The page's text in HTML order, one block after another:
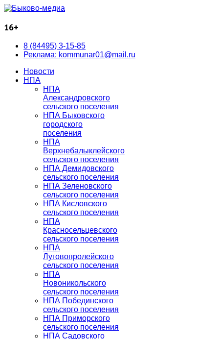
16+
8 (84495) 3-15-85
Реклама: kommunar01@mail.ru
Новости
НПА
НПА
Александровского
сельского поселения
НПА Быковского
городского
поселения
НПА
Верхнебалыклейского
сельского поселения
НПА Демидовского
сельского поселения
НПА Зеленовского
сельского поселения
НПА Кисловского
сельского поселения
НПА
Красносельцевского
сельского поселения
НПА
Луговопролейского
сельского поселения
НПА
Новоникольского
сельского поселения
НПА Побединского
сельского поселения
НПА Приморского
сельского поселения
НПА Садовского